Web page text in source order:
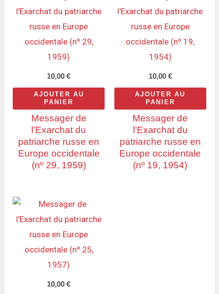
10,00€
AJOUTER AU
PANIER
Messager de
l’Exarchat du
patriarche russe en
Europe occidentale
(nº 29, 1959)
10,00 €
AJOUTER AU
PANIER
Messager de
l’Exarchat du
patriarche russe en
Europe occidentale
(nº 19, 1954)
10,00€